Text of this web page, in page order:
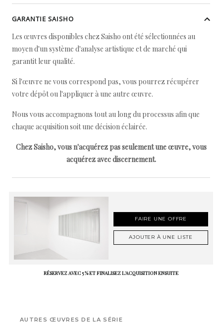
GARANTIE SAISHO
Les œuvres disponibles chez Saisho ont été sélectionnées au
moyen d'un système d'analyse artistique et de marché qui
garantit leur qualité.
Si l'œuvre ne vous correspond pas, vous pourrez récupérer
votre dépôt ou l'appliquer à une autre œuvre.
Nous vous accompagnons tout au long du processus afin que
chaque acquisition soit une décision éclairée.
Chez Saisho, vous n'acquérez pas seulement une œuvre, vous
acquérez avec discernement.
FAIRE UNE OFFRE
AJOUTER À UNE LISTE
RÉSERVEZ AVEC 5 % ET FINALISEZ L'ACQUISITION ENSUITE
AUTRES ŒUVRES DE LA SÉRIE